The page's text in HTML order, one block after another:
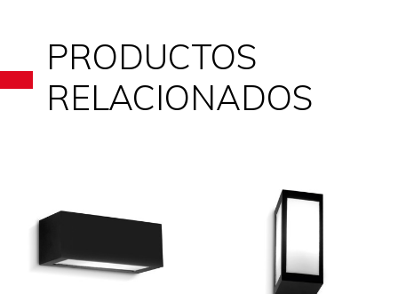
PRODUCTOS
RELACIONADOS